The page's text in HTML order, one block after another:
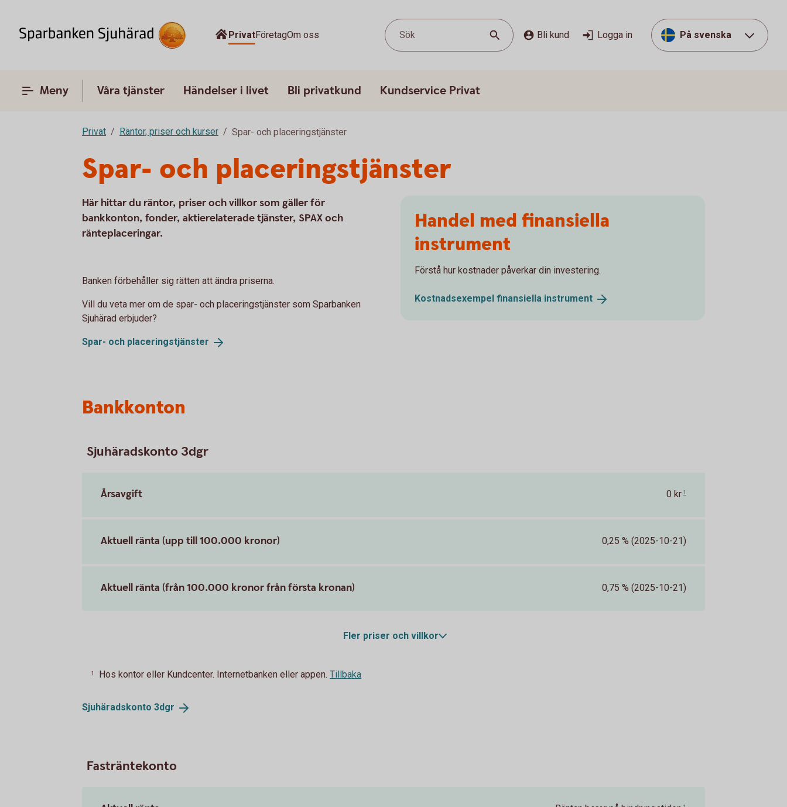
PrivatFöretagOm oss Sök Bli kund Logga in På svenska
Meny Våra tjänster Händelser i livet Bli privatkund Kundservice Privat
Privat Räntor, priser och kurser Spar- och placeringstjänster
Spar- och placeringstjänster
Här hittar du räntor, priser och villkor som gäller för
bankkonton, fonder, aktierelaterade tjänster, SPAX och
ränteplaceringar.
Banken förbehåller sig rätten att ändra priserna.
Vill du veta mer om de spar- och placeringstjänster som Sparbanken
Sjuhärad erbjuder?
Spar- och placeringstjänster
Handel med finansiella
instrument
Förstå hur kostnader påverkar din investering.
Kostnadsexempel finansiella instrument
Bankkonton
Sjuhäradskonto 3dgr
Årsavgift 0 kr 1
Aktuell ränta (upp till 100.000 kronor) 0,25 % (2025-10-21)
Aktuell ränta (från 100.000 kronor från första kronan) 0,75 % (2025-10-21)
Fler priser och villkor
1 Hos kontor eller Kundcenter. Internetbanken eller appen. Tillbaka
Sjuhäradskonto 3dgr
Fasträntekonto